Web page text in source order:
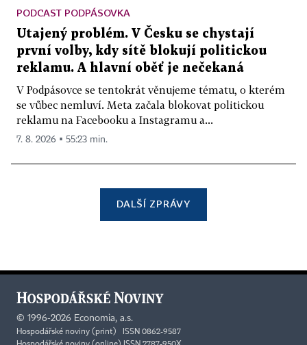
PODCAST PODPÁSOVKA
Utajený problém. V Česku se chystají
první volby, kdy sítě blokují politickou
reklamu. A hlavní oběť je nečekaná
V Podpásovce se tentokrát věnujeme tématu, o kterém
se vůbec nemluví. Meta začala blokovat politickou
reklamu na Facebooku a Instagramu a...
7. 8. 2026 ▪ 55:23 min.
DALŠÍ ZPRÁVY
© 1996-2026 Economia, a.s.
Hospodářské noviny (print) ISSN 0862-9587